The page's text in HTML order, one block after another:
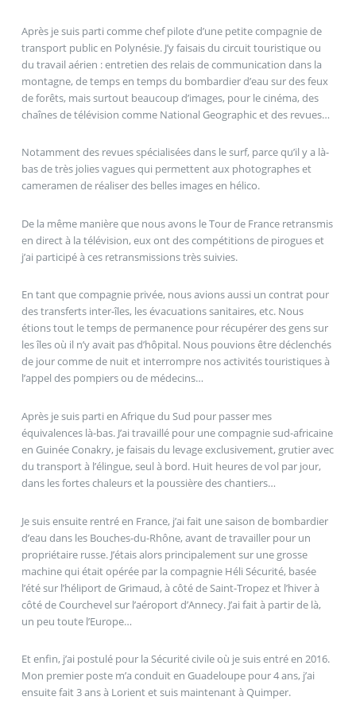
Après je suis parti comme chef pilote d’une petite compagnie de
transport public en Polynésie. J’y faisais du circuit touristique ou
du travail aérien : entretien des relais de communication dans la
montagne, de temps en temps du bombardier d’eau sur des feux
de forêts, mais surtout beaucoup d’images, pour le cinéma, des
chaînes de télévision comme National Geographic et des revues…
Notamment des revues spécialisées dans le surf, parce qu’il y a là-
bas de très jolies vagues qui permettent aux photographes et
cameramen de réaliser des belles images en hélico.
De la même manière que nous avons le Tour de France retransmis
en direct à la télévision, eux ont des compétitions de pirogues et
j’ai participé à ces retransmissions très suivies.
En tant que compagnie privée, nous avions aussi un contrat pour
des transferts inter-îles, les évacuations sanitaires, etc. Nous
étions tout le temps de permanence pour récupérer des gens sur
les îles où il n’y avait pas d’hôpital. Nous pouvions être déclenchés
de jour comme de nuit et interrompre nos activités touristiques à
l’appel des pompiers ou de médecins…
Après je suis parti en Afrique du Sud pour passer mes
équivalences là-bas. J’ai travaillé pour une compagnie sud-africaine
en Guinée Conakry, je faisais du levage exclusivement, grutier avec
du transport à l’élingue, seul à bord. Huit heures de vol par jour,
dans les fortes chaleurs et la poussière des chantiers…
Je suis ensuite rentré en France, j’ai fait une saison de bombardier
d’eau dans les Bouches-du-Rhône, avant de travailler pour un
propriétaire russe. J’étais alors principalement sur une grosse
machine qui était opérée par la compagnie Héli Sécurité, basée
l’été sur l’héliport de Grimaud, à côté de Saint-Tropez et l’hiver à
côté de Courchevel sur l’aéroport d’Annecy. J’ai fait à partir de là,
un peu toute l’Europe…
Et enfin, j’ai postulé pour la Sécurité civile où je suis entré en 2016.
Mon premier poste m’a conduit en Guadeloupe pour 4 ans, j’ai
ensuite fait 3 ans à Lorient et suis maintenant à Quimper.